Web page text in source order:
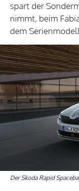
spart der
nimmt, beim
dem
Der Skoda Rapid